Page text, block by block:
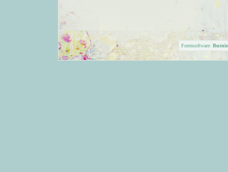
Forensoftware: